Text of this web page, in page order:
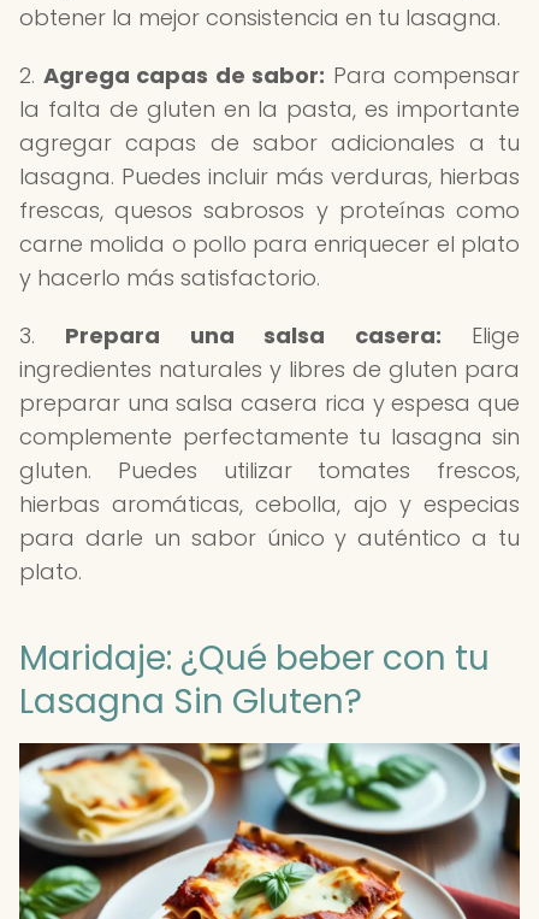
obtener la mejor consistencia en tu lasagna.
2. Agrega capas de sabor: Para compensar
la falta de gluten en la pasta, es importante
agregar capas de sabor adicionales a tu
lasagna. Puedes incluir más verduras, hierbas
frescas, quesos sabrosos y proteínas como
carne molida o pollo para enriquecer el plato
y hacerlo más satisfactorio.
3. Prepara una salsa casera: Elige
ingredientes naturales y libres de gluten para
preparar una salsa casera rica y espesa que
complemente perfectamente tu lasagna sin
gluten. Puedes utilizar tomates frescos,
hierbas aromáticas, cebolla, ajo y especias
para darle un sabor único y auténtico a tu
plato.
Maridaje: ¿Qué beber con tu
Lasagna Sin Gluten?